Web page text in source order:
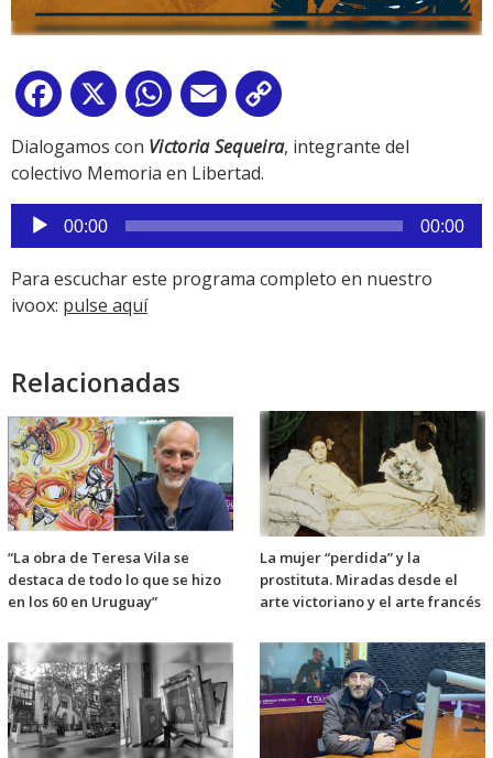
Facebook
X WhatsApp
Email
Link
Dialogamos con Victoria Sequeira, integrante del
colectivo Memoria en Libertad.
Reproductor
de
audio
00:00 00:00
Para escuchar este programa completo en nuestro
ivoox: pulse aquí
Relacionadas
“La obra de Teresa Vila se
destaca de todo lo que se hizo
en los 60 en Uruguay”
La mujer “perdida” y la
prostituta. Miradas desde el
arte victoriano y el arte francés